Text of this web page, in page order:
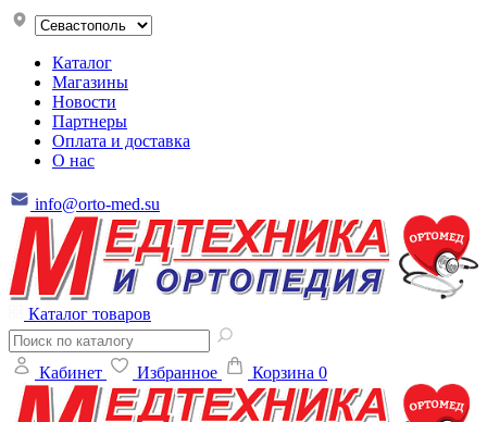
Каталог
Магазины
Новости
Партнеры
Оплата и доставка
О нас
info@orto-med.su
Каталог товаров
Кабинет Избранное Корзина 0